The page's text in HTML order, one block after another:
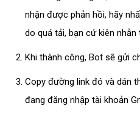
nhận được phản hồi, hãy
do quá tải, bạn cứ kiên nhẫn
Khi thành công, Bot sẽ gửi
Copy đường link đó và dán
đang đăng nhập tài khoản